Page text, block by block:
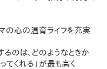
の心の温育ライフを充実
のは、どのようなときか
てくれる」が最も高く